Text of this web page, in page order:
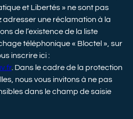
et Libertés » ne sont pas
adresser une réclamation à la
de l’existence de la liste
téléphonique « Bloctel », sur
inscrire ici :
. Dans le cadre de la protection
nous vous invitons à ne pas
dans le champ de saisie